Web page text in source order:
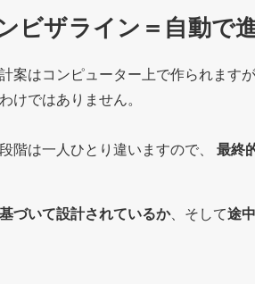
ンビザライン＝自動で
案はコンピューター上で作られますが
けではありません。
階は一人ひとり違いますので、 最終
づいて設計されているか、そして途